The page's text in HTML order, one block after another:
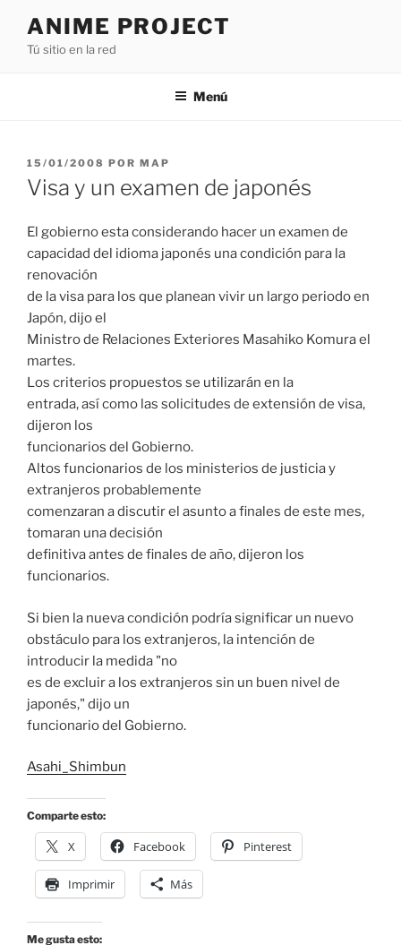
contenido
ANIME PROJECT
Tú sitio en la red
Menú
PUBLICADO
EL
15/01/2008 POR MAP
Visa y un examen de japonés
El gobierno esta considerando hacer un examen de
capacidad del idioma japonés una condición para la
renovación
de la visa para los que planean vivir un largo periodo en
Japón, dijo el
Ministro de Relaciones Exteriores Masahiko Komura el
martes.
Los criterios propuestos se utilizarán en la
entrada, así como las solicitudes de extensión de visa,
dijeron los
funcionarios del Gobierno.
Altos funcionarios de los ministerios de justicia y
extranjeros probablemente
comenzaran a discutir el asunto a finales de este mes,
tomaran una decisión
definitiva antes de finales de año, dijeron los
funcionarios.
Si bien la nueva condición podría significar un nuevo
obstáculo para los extranjeros, la intención de
introducir la medida "no
es de excluir a los extranjeros sin un buen nivel de
japonés," dijo un
funcionario del Gobierno.
Asahi_Shimbun
Comparte esto:
X Facebook Pinterest
Imprimir Más
Me gusta esto: